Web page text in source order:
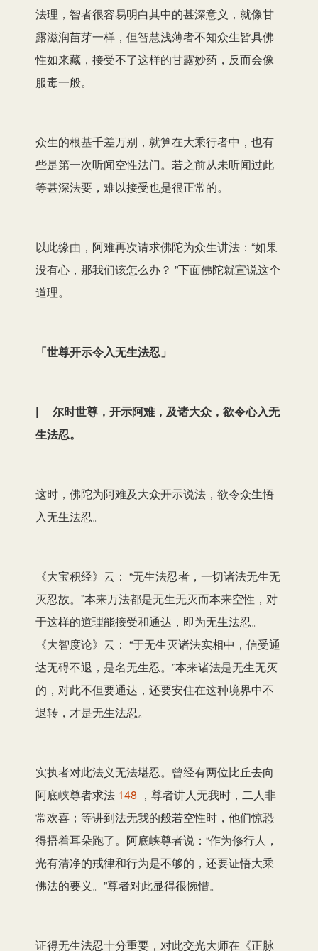
法理，智者很容易明白其中的甚深意义，就像甘
露滋润苗芽一样，但智慧浅薄者不知众生皆具佛
性如来藏，接受不了这样的甘露妙药，反而会像
服毒一般。
众生的根基千差万别，就算在大乘行者中，也有
些是第一次听闻空性法门。若之前从未听闻过此
等甚深法要，难以接受也是很正常的。
以此缘由，阿难再次请求佛陀为众生讲法：“如果
没有心，那我们该怎么办？ ”下面佛陀就宣说这个
道理。
「世尊开示令入无生法忍」
| 尔时世尊，开示阿难，及诸大众，欲令心入无
生法忍。
这时，佛陀为阿难及大众开示说法，欲令众生悟
入无生法忍。
《大宝积经》云： “无生法忍者，一切诸法无生无
灭忍故。”本来万法都是无生无灭而本来空性，对
于这样的道理能接受和通达，即为无生法忍。
《大智度论》云： “于无生灭诸法实相中，信受通
达无碍不退，是名无生忍。”本来诸法是无生无灭
的，对此不但要通达，还要安住在这种境界中不
退转，才是无生法忍。
实执者对此法义无法堪忍。曾经有两位比丘去向
阿底峡尊者求法 148 ，尊者讲人无我时，二人非
常欢喜；等讲到法无我的般若空性时，他们惊恐
得捂着耳朵跑了。阿底峡尊者说：“作为修行人，
光有清净的戒律和行为是不够的，还要证悟大乘
佛法的要义。”尊者对此显得很惋惜。
证得无生法忍十分重要，对此交光大师在《正脉